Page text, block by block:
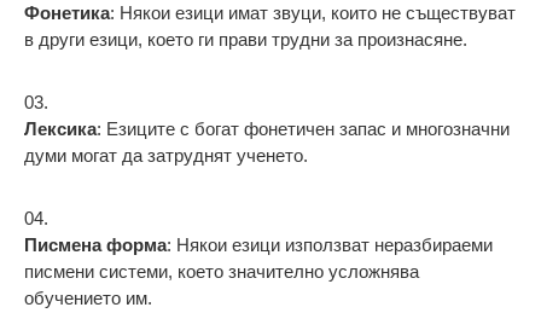
Фонетика: Някои езици имат звуци, които не съществуват
в други езици, което ги прави трудни за произнасяне.
Лексика: Езиците с богат фонетичен запас и многозначни
думи могат да затруднят ученето.
Писмена форма: Някои езици използват неразбираеми
писмени системи, което значително усложнява
обучението им.